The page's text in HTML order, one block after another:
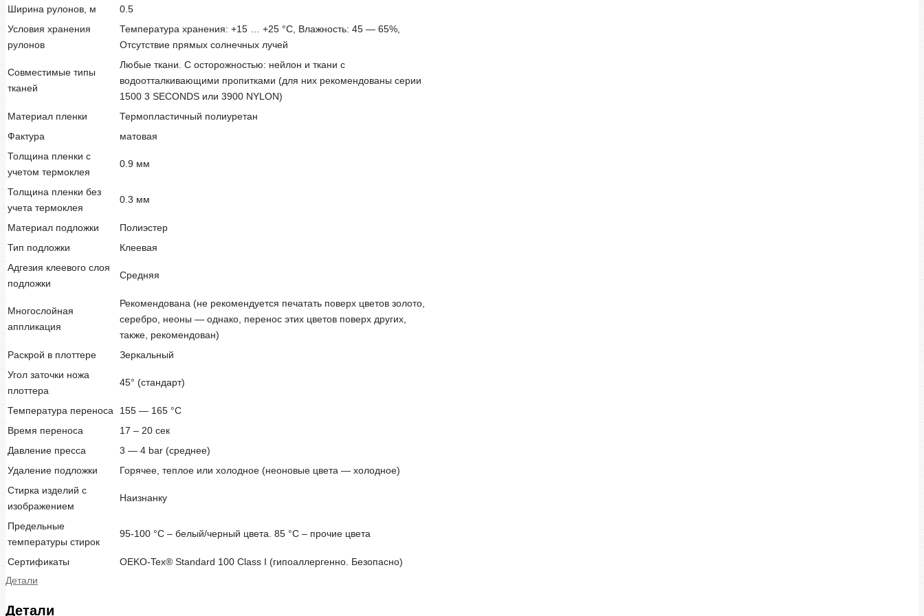
Ширина рулонов, м
0.5
Условия хранения
рулонов
Температура хранения: +15 … +25 °C, Влажность: 45 — 65%,
Отсутствие прямых солнечных лучей
Совместимые типы
тканей
Любые ткани. С осторожностью: нейлон и ткани с
водоотталкивающими пропитками (для них рекомендованы серии
1500 3 SECONDS или 3900 NYLON)
Материал пленки
Термопластичный полиуретан
Фактура
матовая
Толщина пленки с
учетом термоклея
0.9 мм
Толщина пленки без
учета термоклея
0.3 мм
Материал подложки
Полиэстер
Тип подложки
Клеевая
Адгезия клеевого слоя
подложки
Средняя
Многослойная
аппликация
Рекомендована (не рекомендуется печатать поверх цветов золото,
серебро, неоны — однако, перенос этих цветов поверх других,
также, рекомендован)
Раскрой в плоттере
Зеркальный
Угол заточки ножа
плоттера
45° (стандарт)
Температура переноса
155 — 165 °C
Время переноса
17 – 20 сек
Давление пресса
3 — 4 bar (среднее)
Удаление подложки
Горячее, теплое или холодное (неоновые цвета — холодное)
Стирка изделий с
изображением
Наизнанку
Предельные
температуры стирок
95-100 °С – белый/черный цвета. 85 °С – прочие цвета
Сертификаты
OEKO-Tex® Standard 100 Class I (гипоаллергенно. Безопасно)
Детали
Детали